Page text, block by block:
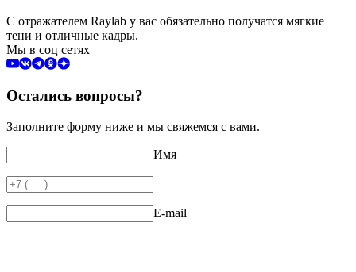
С отражателем Raylab у вас обязательно получатся мягкие
тени и отличные кадры.
Мы в соц сетях
Остались вопросы?
Заполните форму ниже и мы свяжемся с вами.
Имя
E-mail